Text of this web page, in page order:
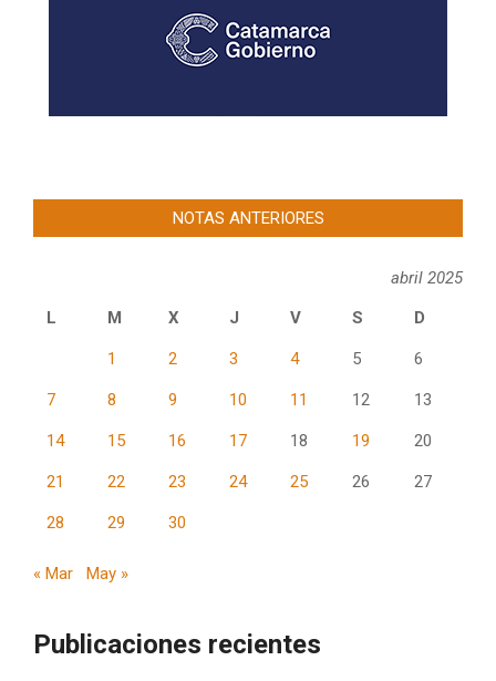
NOTAS ANTERIORES
abril 2025
L
M X J V S D
1 2 3 4 5 6
7 8 9 10 11 12 13
14 15 16 17 18 19 20
21 22 23 24 25 26 27
28 29 30
« Mar May »
Publicaciones recientes